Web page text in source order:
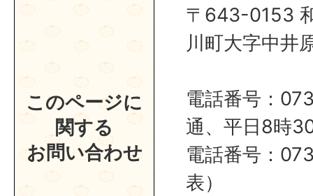
このページに
関する
お問い合わせ
〒643-0153
川町大字中井
電話番号：
通、平日8時
電話番号：
表）